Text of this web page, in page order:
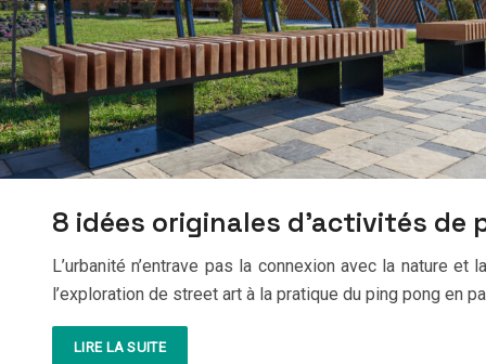
8 idées originales d’activités de
L’urbanité n’entrave pas la connexion avec la nature
l’exploration de street art à la pratique du ping pong en
LIRE LA SUITE